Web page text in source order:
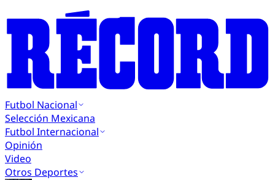
Futbol Nacional
Selección Mexicana
Futbol Internacional
Opinión
Video
Otros Deportes